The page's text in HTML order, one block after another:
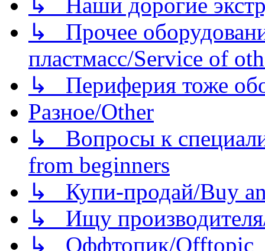
↳ Прочее
пластмасс/Service of
↳ Периферия тоже
Разное/Other
↳ Вопросы к
from beginners
↳ Купи-продай/Buy
↳ Ищу
↳ Оффтопик/Offtopic